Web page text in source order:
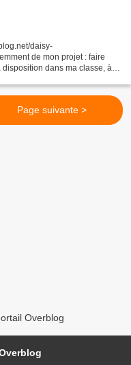
daisy-
de mon projet : faire
dans ma classe, à
Page suivante >
Overblog